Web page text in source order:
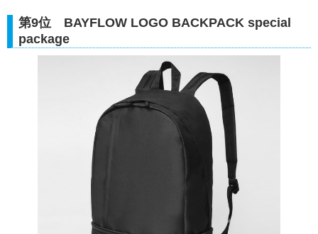
第9位 BAYFLOW LOGO BACKPACK special
package